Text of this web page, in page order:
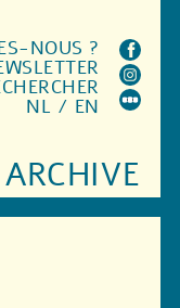
ARCHIVE
NOUS ?
NL / EN